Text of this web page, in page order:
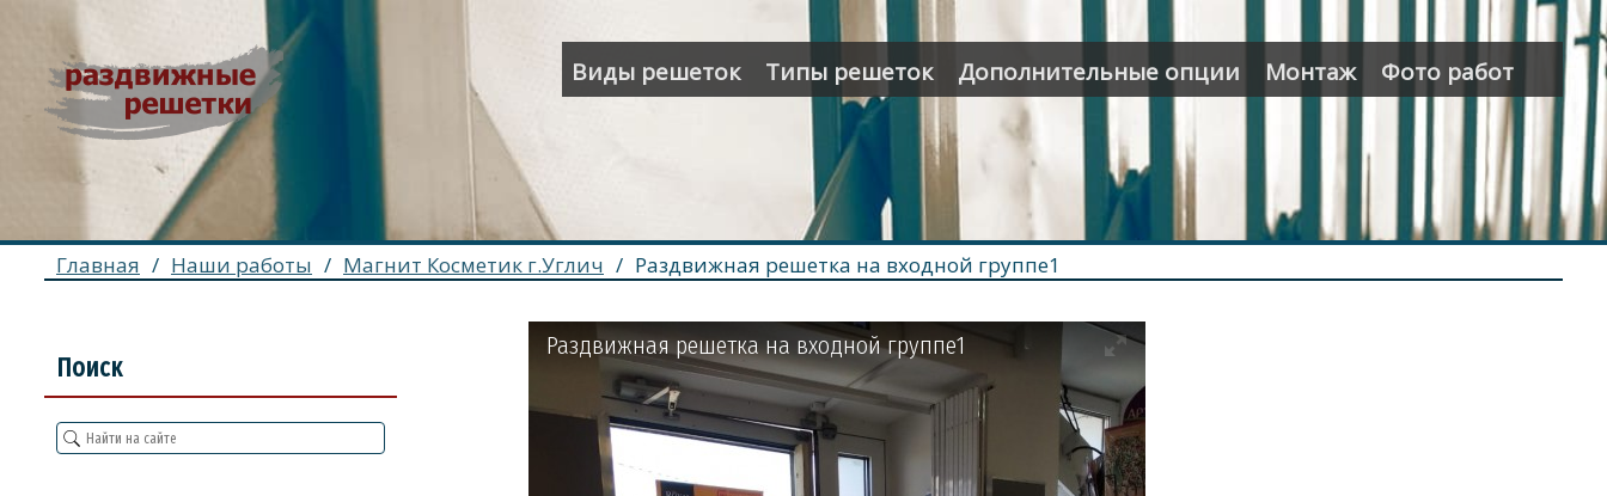
Виды решеток Типы решеток Дополнительные опции Монтаж Фото работ
Главная / Наши работы / Магнит Косметик г.Углич / Раздвижная решетка на входной группе1
Поиск
Раздвижная решетка на входной группе1